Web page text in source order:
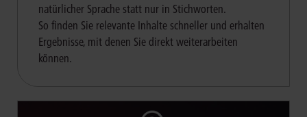
natürlicher Sprache statt nur in Stichworten.
So finden Sie relevante Inhalte schneller und erhalten
Ergebnisse, mit denen Sie direkt weiterarbeiten
können.